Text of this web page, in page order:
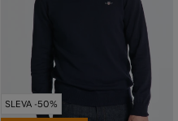
SLEVA -50%